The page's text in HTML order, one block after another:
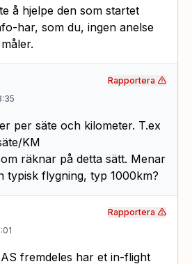
å hjelpe den som startet
har, som du, ingen anelse
per säte och kilometer. T.ex
KM
räknar på detta sätt. Menar
typisk flygning, typ 1000km?
Rapportera
fremdeles har et in-flight
Rapportera